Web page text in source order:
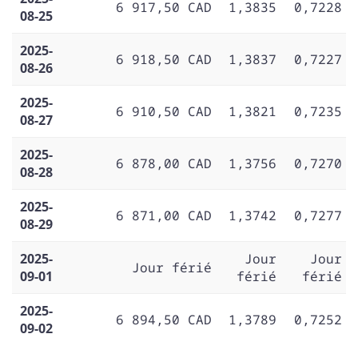
08-25
6 917,50 CAD 1,3835 0,7228
2025-
08-26
6 918,50 CAD 1,3837 0,7227
2025-
08-27
6 910,50 CAD 1,3821 0,7235
2025-
08-28
6 878,00 CAD 1,3756 0,7270
2025-
08-29
6 871,00 CAD 1,3742 0,7277
2025-
09-01
Jour férié
Jour
férié
Jour
férié
2025-
09-02
6 894,50 CAD 1,3789 0,7252